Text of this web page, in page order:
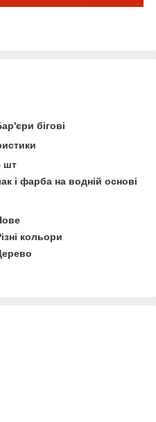
бігові
шт
і фарба на водній основі
кольори